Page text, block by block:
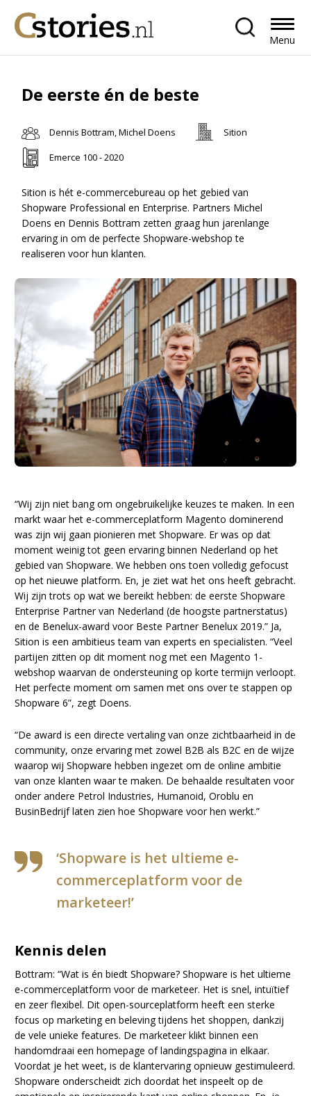
Menu
De eerste én de beste
Dennis Bottram, Michel Doens
Sition
Emerce 100 - 2020
Sition is hét e-commercebureau op het gebied van
Shopware Professional en Enterprise. Partners Michel
Doens en Dennis Bottram zetten graag hun jarenlange
ervaring in om de perfecte Shopware-webshop te
realiseren voor hun klanten.
“Wij zijn niet bang om ongebruikelijke keuzes te maken. In een
markt waar het e-commerceplatform Magento dominerend
was zijn wij gaan pionieren met Shopware. Er was op dat
moment weinig tot geen ervaring binnen Nederland op het
gebied van Shopware. We hebben ons toen volledig gefocust
op het nieuwe platform. En, je ziet wat het ons heeft gebracht.
Wij zijn trots op wat we bereikt hebben: de eerste Shopware
Enterprise Partner van Nederland (de hoogste partnerstatus)
en de Benelux-award voor Beste Partner Benelux 2019.” Ja,
Sition is een ambitieus team van experts en specialisten. “Veel
partijen zitten op dit moment nog met een Magento 1-
webshop waarvan de ondersteuning op korte termijn verloopt.
Het perfecte moment om samen met ons over te stappen op
Shopware 6”, zegt Doens.
“De award is een directe vertaling van onze zichtbaarheid in de
community, onze ervaring met zowel B2B als B2C en de wijze
waarop wij Shopware hebben ingezet om de online ambitie
van onze klanten waar te maken. De behaalde resultaten voor
onder andere Petrol Industries, Humanoid, Oroblu en
BusinBedrijf laten zien hoe Shopware voor hen werkt.”
‘Shopware is het ultieme e-
commerceplatform voor de
marketeer!’
Kennis delen
Bottram: “Wat is én biedt Shopware? Shopware is het ultieme
e-commerceplatform voor de marketeer. Het is snel, intuïtief
en zeer flexibel. Dit open-sourceplatform heeft een sterke
focus op marketing en beleving tijdens het shoppen, dankzij
de vele unieke features. De marketeer klikt binnen een
handomdraai een homepage of landingspagina in elkaar.
Voordat je het weet, is de klantervaring opnieuw gestimuleerd.
Shopware onderscheidt zich doordat het inspeelt op de